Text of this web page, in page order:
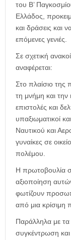
του Β’
Ελλάδος,
και δράσεις και
επόμενες γενιές.
Σε σχετική
αναφέρεται:
Στο πλαίσιο της
τη μνήμη και την
επιστολές και
υπαξιωματικοί
Ναυτικού και
γυναίκες σε
πολέμου.
Η πρωτοβουλία
αξιοποίηση
φωτίζουν
από μια κρίσιμη
Παράλληλα με τα
συγκέντρωση